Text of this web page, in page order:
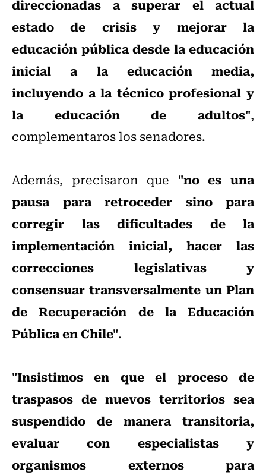
direccionadas a superar el actual
estado de crisis y mejorar la
educación pública desde la educación
inicial a la educación media,
incluyendo a la técnico profesional y
la educación de adultos",
complementaros los senadores.
Además, precisaron que "no es una
pausa para retroceder sino para
corregir las dificultades de la
implementación inicial, hacer las
correcciones legislativas y
consensuar transversalmente un Plan
de Recuperación de la Educación
Pública en Chile".
"Insistimos en que el proceso de
traspasos de nuevos territorios sea
suspendido de manera transitoria,
evaluar con especialistas y
organismos externos para